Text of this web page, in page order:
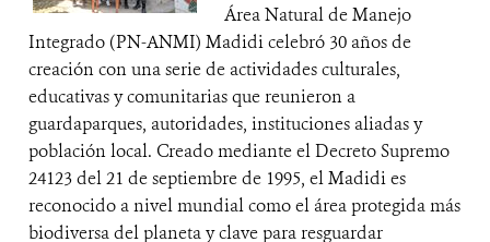
Área Natural de Manejo
Integrado (PN-ANMI) Madidi celebró 30 años de
creación con una serie de actividades culturales,
educativas y comunitarias que reunieron a
guardaparques, autoridades, instituciones aliadas y
población local. Creado mediante el Decreto Supremo
24123 del 21 de septiembre de 1995, el Madidi es
reconocido a nivel mundial como el área protegida más
biodiversa del planeta y clave para resguardar